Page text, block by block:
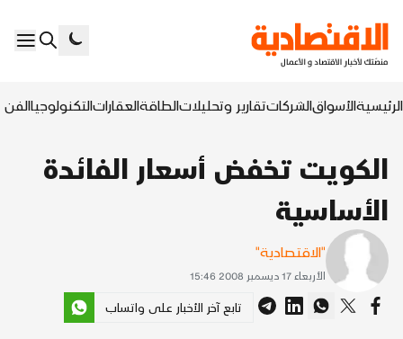
الرئيسيةالأسواقالشركاتتقارير وتحليلاتالطاقةالعقاراتالتكنولوجياالفن
الكويت تخفض أسعار الفائدة
الأساسية
"الاقتصادية"
الأربعاء 17 ديسمبر 2008 15:46
تابع آخر الأخبار على واتساب